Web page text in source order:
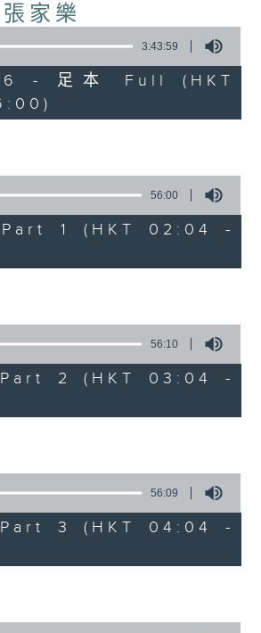
家樂
3:43:59
- 足本 Full (HKT
56:00
1 (HKT 02:04 -
56:10
2 (HKT 03:04 -
56:09
3 (HKT 04:04 -